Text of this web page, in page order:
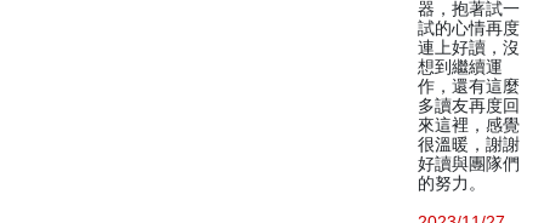
器，抱著試一
試的心情再度
連上好讀，沒
想到繼續運
作，還有這麼
多讀友再度回
來這裡，感覺
很溫暖，謝謝
好讀與團隊們
的努力。